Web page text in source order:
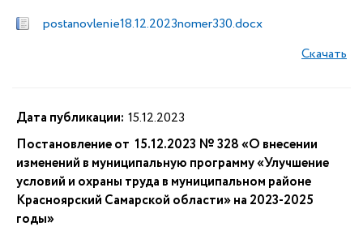
postanovlenie18.12.2023nomer330.docx
Скачать
Дата публикации: 15.12.2023
Постановление от 15.12.2023 № 328 «О внесении
изменений в муниципальную программу «Улучшение
условий и охраны труда в муниципальном районе
Красноярский Самарской области» на 2023-2025
годы»